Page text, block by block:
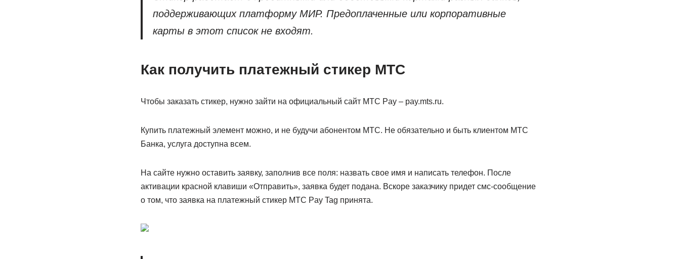
поддерживающих платформу МИР. Предоплаченные или корпоративные
карты в этот список не входят.
Как получить платежный стикер МТС
Чтобы заказать стикер, нужно зайти на официальный сайт МТС Pay – pay.mts.ru.
Купить платежный элемент можно, и не будучи абонентом МТС. Не обязательно и быть клиентом МТС
Банка, услуга доступна всем.
На сайте нужно оставить заявку, заполнив все поля: назвать свое имя и написать телефон. После
активации красной клавиши «Отправить», заявка будет подана. Вскоре заказчику придет смс-сообщение
о том, что заявка на платежный стикер МТС Pay Tag принята.